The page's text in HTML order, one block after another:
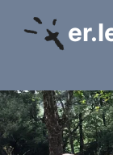
Inhalt
springen